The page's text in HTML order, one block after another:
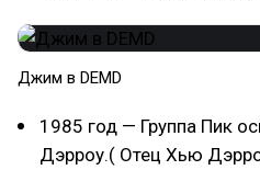
Джим в DEMD
1985 год — Группа Пик
Дэрроу.( Отец Хью